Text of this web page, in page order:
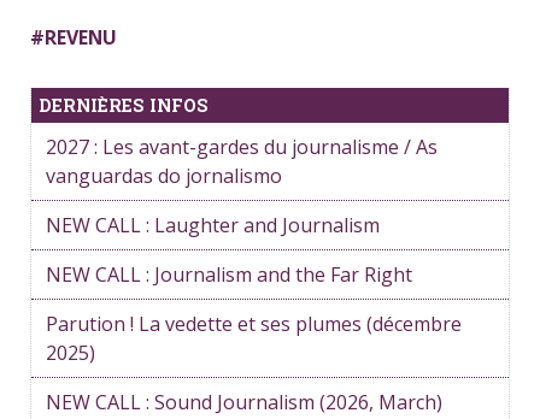
#REVENU
DERNIÈRES INFOS
2027 : Les avant-gardes du journalisme / As
vanguardas do jornalismo
NEW CALL : Laughter and Journalism
NEW CALL : Journalism and the Far Right
Parution ! La vedette et ses plumes (décembre
2025)
NEW CALL : Sound Journalism (2026, March)